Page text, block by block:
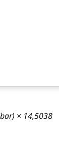
× 14,5038